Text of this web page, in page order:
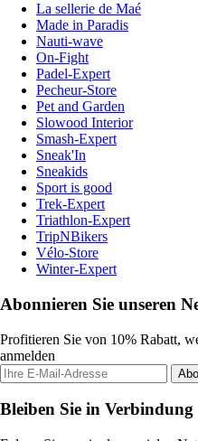
La sellerie de Maé
Made in Paradis
Nauti-wave
On-Fight
Padel-Expert
Pecheur-Store
Pet and Garden
Slowood Interior
Smash-Expert
Sneak'In
Sneakids
Sport is good
Trek-Expert
Triathlon-Expert
TripNBikers
Vélo-Store
Winter-Expert
Abonnieren Sie unseren
Profitieren Sie von 10% Rabatt,
anmelden
Bleiben Sie in Verbindung